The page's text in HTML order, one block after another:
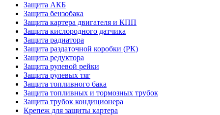
Защита АКБ
Защита бензобака
Защита картера двигателя и КПП
Защита кислородного датчика
Защита радиатора
Защита раздаточной коробки (РК)
Защита редуктора
Защита рулевой рейки
Защита рулевых тяг
Защита топливного бака
Защита топливных и тормозных трубок
Защита трубок кондиционера
Крепеж для защиты картера